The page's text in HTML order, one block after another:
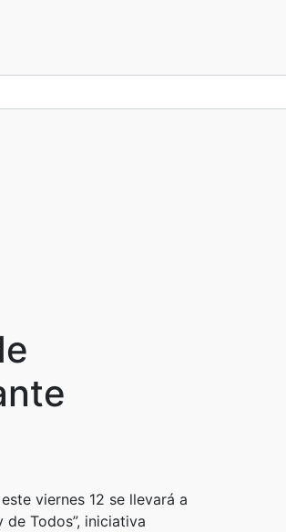
viernes 12 se llevará a
Todos”, iniciativa